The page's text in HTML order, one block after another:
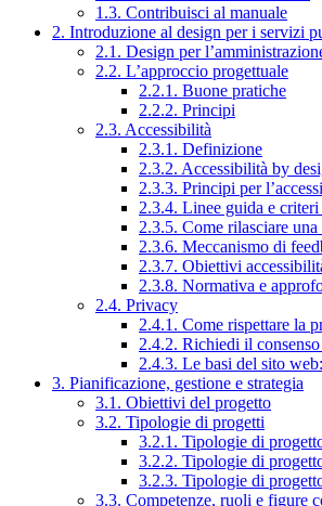
1.3. Contribuisci al manuale
2. Introduzione al design per i servizi
2.1. Design per
2.2. L’approccio progettuale
2.2.1. Buone pratiche
2.2.2. Principi
2.3. Accessibilità
2.3.1. Definizione
2.3.2. Accessibilità by
2.3.3. Principi per
2.3.4. Linee guida e criteri
2.3.5. Come rilasciare
2.3.6. Meccanismo di
2.3.7. Obiettivi
2.3.8. Normativa e
2.4. Privacy
2.4.1. Come rispettare la
2.4.2. Richiedi il
2.4.3. Le basi del sito
3. Pianificazione, gestione e strategia
3.1. Obiettivi del progetto
3.2. Tipologie di progetti
3.2.1. Tipologie di
3.2.2. Tipologie di
3.2.3. Tipologie di
3.3. Competenze, ruoli e figure